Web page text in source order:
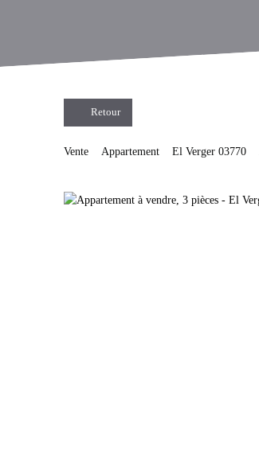
Retour
Vente Appartement El Verger 03770